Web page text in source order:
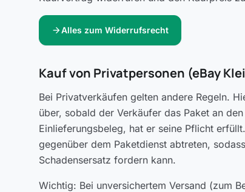
arrow_forwardAlles zum Widerrufsrecht
Kauf von Privatpersonen (eBay
Bei Privatverkäufen gelten andere Regeln.
über, sobald der Verkäufer das Paket an
Einlieferungsbeleg, hat er seine Pflicht
gegenüber dem Paketdienst abtreten,
Schadensersatz fordern kann.
Wichtig: Bei unversichertem Versand (zum